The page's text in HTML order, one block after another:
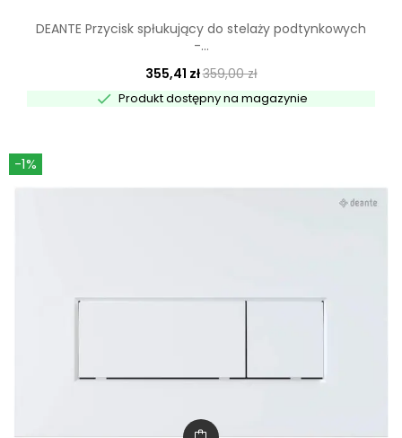
DEANTE Przycisk spłukujący do stelaży podtynkowych
-...
355,41 zł359,00 zł
 Produkt dostępny na magazynie
-1%